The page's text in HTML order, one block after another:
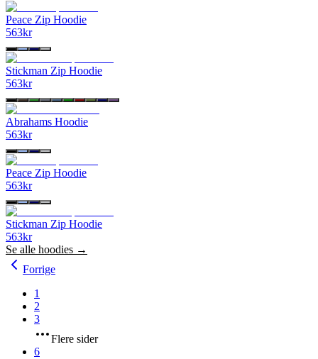
Peace Zip Hoodie
563kr
Stickman Zip Hoodie
563kr
Abrahams Hoodie
563kr
Peace Zip Hoodie
563kr
Stickman Zip Hoodie
563kr
Se alle hoodies →
Forrige
1
2
3
Flere sider
6